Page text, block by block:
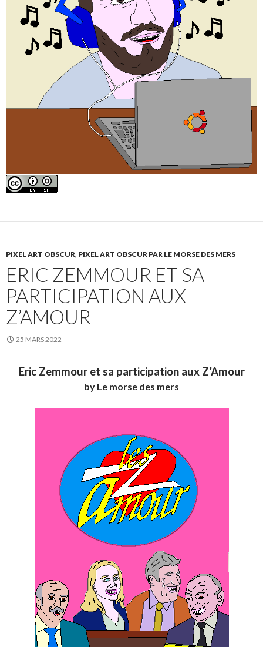
PIXEL ART OBSCUR, PIXEL ART OBSCUR PAR LE MORSE DES MERS
ERIC ZEMMOUR ET SA
PARTICIPATION AUX
Z’AMOUR
25 MARS 2022
Eric Zemmour et sa participation aux Z’Amour
by Le morse des mers